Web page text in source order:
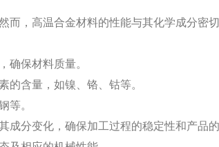
，高温合金材料的性能与其化学成分密
确保材料质量。
的含量，如镍、铬、钴等。
等。
分变化，确保加工过程的稳定性和产品的